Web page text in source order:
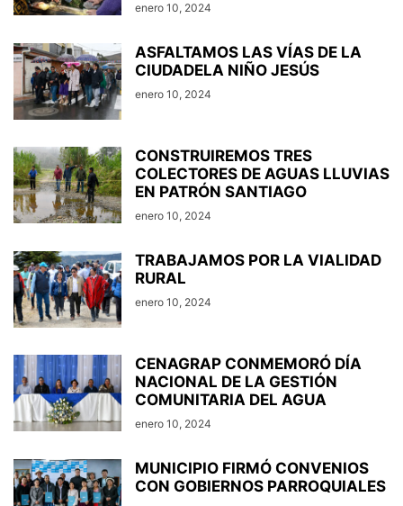
enero 10, 2024
ASFALTAMOS LAS VÍAS DE LA
CIUDADELA NIÑO JESÚS
enero 10, 2024
CONSTRUIREMOS TRES
COLECTORES DE AGUAS LLUVIAS
EN PATRÓN SANTIAGO
enero 10, 2024
TRABAJAMOS POR LA VIALIDAD
RURAL
enero 10, 2024
CENAGRAP CONMEMORÓ DÍA
NACIONAL DE LA GESTIÓN
COMUNITARIA DEL AGUA
enero 10, 2024
MUNICIPIO FIRMÓ CONVENIOS
CON GOBIERNOS PARROQUIALES